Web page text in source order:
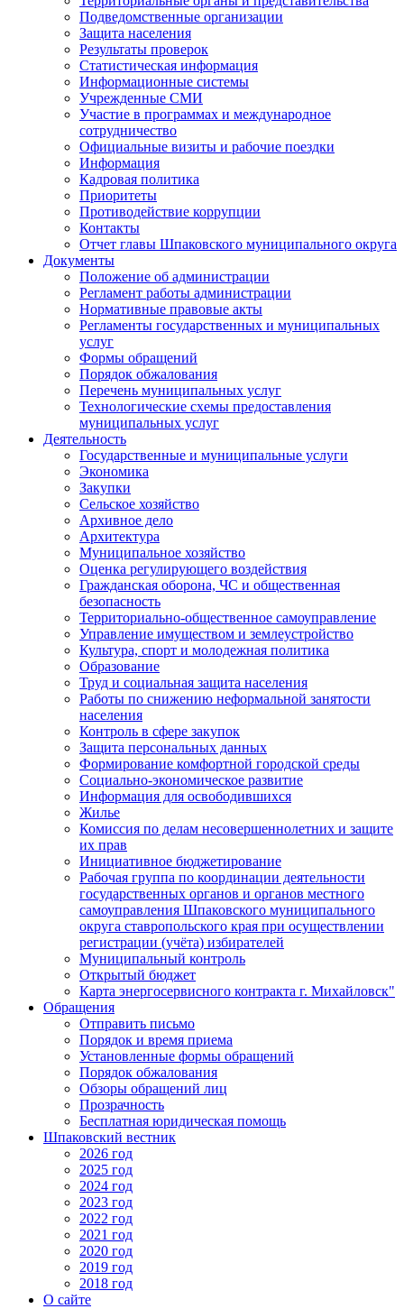
Подведомственные организации
Защита населения
Результаты проверок
Статистическая информация
Информационные системы
Учрежденные СМИ
Участие в программах и международное
сотрудничество
Официальные визиты и рабочие поездки
Информация
Кадровая политика
Приоритеты
Противодействие коррупции
Контакты
Отчет главы Шпаковского муниципального округа
Документы
Положение об администрации
Регламент работы администрации
Нормативные правовые акты
Регламенты государственных и муниципальных
услуг
Формы обращений
Порядок обжалования
Перечень муниципальных услуг
Технологические схемы предоставления
муниципальных услуг
Деятельность
Государственные и муниципальные услуги
Экономика
Закупки
Сельское хозяйство
Архивное дело
Архитектура
Муниципальное хозяйство
Оценка регулирующего воздействия
Гражданская оборона, ЧС и общественная
безопасность
Территориально-общественное самоуправление
Управление имуществом и землеустройство
Культура, спорт и молодежная политика
Образование
Труд и социальная защита населения
Работы по снижению неформальной занятости
населения
Контроль в сфере закупок
Защита персональных данных
Формирование комфортной городской среды
Социально-экономическое развитие
Информация для освободившихся
Жилье
Комиссия по делам несовершеннолетних и защите
их прав
Инициативное бюджетирование
Рабочая группа по координации деятельности
государственных органов и органов местного
самоуправления Шпаковского муниципального
округа ставропольского края при осуществлении
регистрации (учёта) избирателей
Муниципальный контроль
Открытый бюджет
Карта энергосервисного контракта г. Михайловск"
Обращения
Отправить письмо
Порядок и время приема
Установленные формы обращений
Порядок обжалования
Обзоры обращений лиц
Прозрачность
Бесплатная юридическая помощь
Шпаковский вестник
2026 год
2025 год
2024 год
2023 год
2022 год
2021 год
2020 год
2019 год
2018 год
О сайте